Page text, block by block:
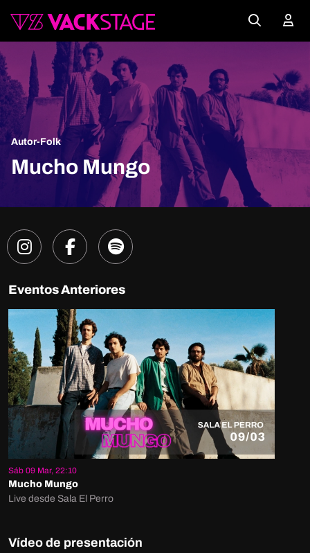
Autor-Folk
Mucho Mungo
Eventos Anteriores
Sáb 09 Mar, 22:10
Mucho Mungo
Live desde Sala El Perro
Vídeo de presentación